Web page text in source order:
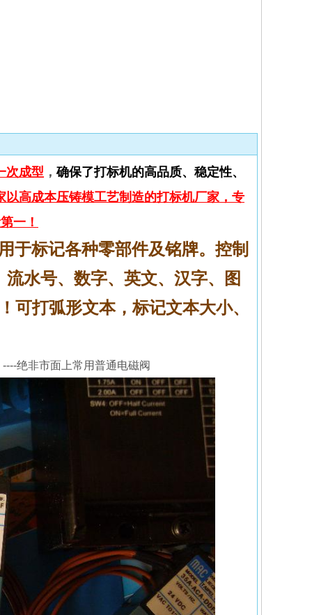
次成型 ，确保了打标机的高品质、稳定性、
以高成本压铸模工艺制造的打标机厂家 ，专
一！
于标记各种零部件及铭牌。控制
水号、数字、英文、汉字、图
可打弧形文本，标记文本大小、
绝非市面上常用普通电磁阀